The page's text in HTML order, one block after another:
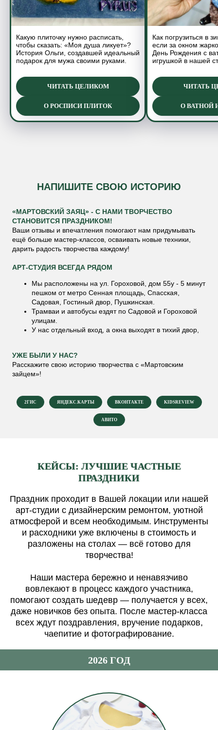
Какую плиточку нужно расписать,
чтобы сказать: «Моя душа ликует»?
История Ольги, создавшей идеальный
подарок для мужа своими руками.
ЧИТАТЬ ЦЕЛИКОМ
О РОСПИСИ ПЛИТОК
Как погрузиться в
если за окном
День Рождения с
игрушкой в нашей
ЧИТАТЬ
О ВАТНОЙ
НАПИШИТЕ СВОЮ ИСТОРИЮ
«МАРТОВСКИЙ ЗАЯЦ» - С НАМИ ТВОРЧЕСТВО
СТАНОВИТСЯ ПРАЗДНИКОМ!
Ваши отзывы и впечатления помогают нам придумывать
ещё больше мастер-классов, осваивать новые техники,
дарить радость творчества каждому!
АРТ-СТУДИЯ ВСЕГДА РЯДОМ
Мы расположены на ул. Гороховой, дом 55у - 5 минут
пешком от метро Сенная площадь, Спасская,
Садовая, Гостиный двор, Пушкинская.
Трамваи и автобусы ездят по Садовой и Гороховой
улицам.
У нас отдельный вход, а окна выходят в тихий двор,
УЖЕ БЫЛИ У НАС?
Расскажите свою историю творчества с «Мартовским
зайцем»!
2ГИС ЯНДЕКС.КАРТЫ ВКОНТАКТЕ KIDSREVIEW
АВИТО
КЕЙСЫ: ЛУЧШИЕ ЧАСТНЫЕ
ПРАЗДНИКИ
Праздник проходит в Вашей локации или нашей
арт-студии с дизайнерским ремонтом, уютной
атмосферой и всем необходимым. Инструменты
и расходники уже включены в стоимость и
разложены на столах — всё готово для
творчества!
Наши мастера бережно и ненавязчиво
вовлекают в процесс каждого участника,
помогают создать шедевр — получается у всех,
даже новичков без опыта. После мастер-класса
всех ждут поздравления, вручение подарков,
чаепитие и фотографирование.
2026 ГОД